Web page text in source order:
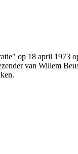
op 18 april
van Willem